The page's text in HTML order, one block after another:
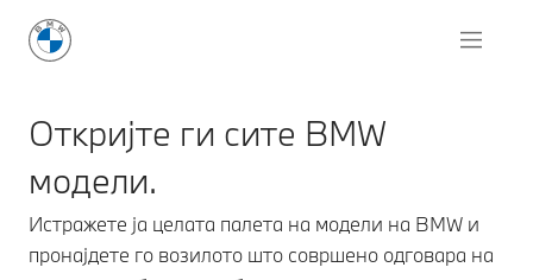
Откријте ги сите BMW
модели.
Истражете ја целата палета на модели на BMW и
пронајдете го возилото што совршено одговара на